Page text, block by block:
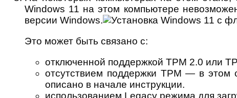
Windows 11 на этом компьютере
версии Windows.
Это может быть связано с:
отключенной поддержкой TPM 2.0 или
отсутствием поддержки TPM — в этом
описано в начале инструкции.
использованием Legacy режима для